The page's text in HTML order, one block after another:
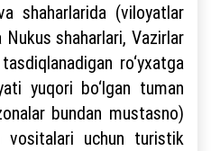
shaharlarida (viloyatlar
shaharlari, Vazirlar
ro‘yxatga
yuqori bo‘lgan tuman
bundan mustasno)
vositalari uchun turistik